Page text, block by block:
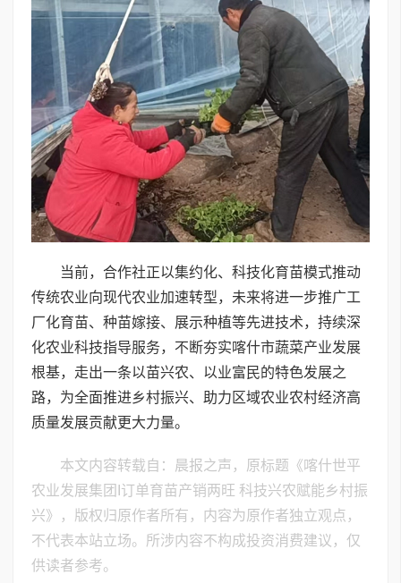
当前，合作社正以集约化、科技化育苗模式推动
传统农业向现代农业加速转型，未来将进一步推广工
厂化育苗、种苗嫁接、展示种植等先进技术，持续深
化农业科技指导服务，不断夯实喀什市蔬菜产业发展
根基，走出一条以苗兴农、以业富民的特色发展之
路，为全面推进乡村振兴、助力区域农业农村经济高
质量发展贡献更大力量。
本文内容转载自：晨报之声，原标题《喀什世平
农业发展集团I订单育苗产销两旺 科技兴农赋能乡村振
兴》，版权归原作者所有，内容为原作者独立观点，
不代表本站立场。所涉内容不构成投资消费建议，仅
供读者参考。